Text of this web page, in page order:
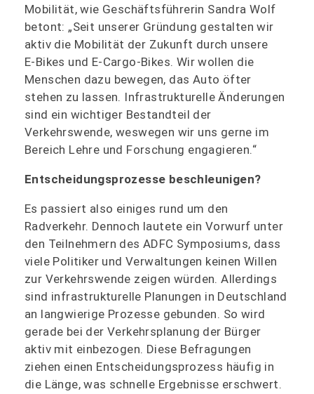
Mobilität, wie Geschäftsführerin Sandra Wolf
betont: „Seit unserer Gründung gestalten wir
aktiv die Mobilität der Zukunft durch unsere
E‑Bikes und E‑Cargo-Bikes. Wir wollen die
Menschen dazu bewegen, das Auto öfter
stehen zu lassen. Infrastrukturelle Änderungen
sind ein wichtiger Bestandteil der
Verkehrswende, weswegen wir uns gerne im
Bereich Lehre und Forschung engagieren.“
Entscheidungsprozesse beschleunigen?
Es passiert also einiges rund um den
Radverkehr. Dennoch lautete ein Vorwurf unter
den Teilnehmern des ADFC Symposiums, dass
viele Politiker und Verwaltungen keinen Willen
zur Verkehrswende zeigen würden. Allerdings
sind infrastrukturelle Planungen in Deutschland
an langwierige Prozesse gebunden. So wird
gerade bei der Verkehrsplanung der Bürger
aktiv mit einbezogen. Diese Befragungen
ziehen einen Entscheidungsprozess häufig in
die Länge, was schnelle Ergebnisse erschwert.